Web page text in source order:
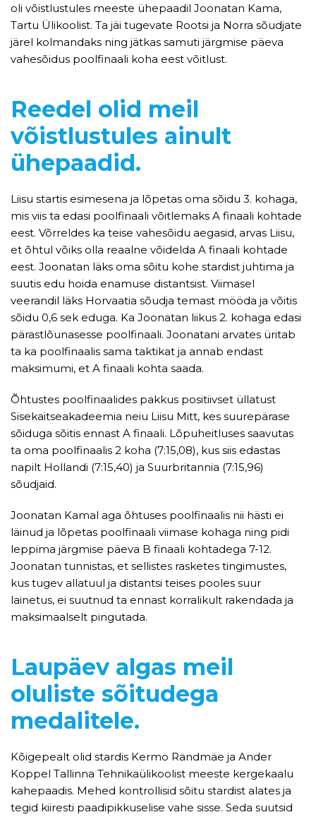
oli võistlustules meeste ühepaadil Joonatan Kama,
Tartu Ülikoolist. Ta jäi tugevate Rootsi ja Norra sõudjate
järel kolmandaks ning jätkas samuti järgmise päeva
vahesõidus poolfinaali koha eest võitlust.
Reedel olid meil
võistlustules ainult
ühepaadid.
Liisu startis esimesena ja lõpetas oma sõidu 3. kohaga,
mis viis ta edasi poolfinaali võitlemaks A finaali kohtade
eest. Võrreldes ka teise vahesõidu aegasid, arvas Liisu,
et õhtul võiks olla reaalne võidelda A finaali kohtade
eest. Joonatan läks oma sõitu kohe stardist juhtima ja
suutis edu hoida enamuse distantsist. Viimasel
veerandil läks Horvaatia sõudja temast mööda ja võitis
sõidu 0,6 sek eduga. Ka Joonatan liikus 2. kohaga edasi
pärastlõunasesse poolfinaali. Joonatani arvates üritab
ta ka poolfinaalis sama taktikat ja annab endast
maksimumi, et A finaali kohta saada.
Õhtustes poolfinaalides pakkus positiivset üllatust
Sisekaitseakadeemia neiu Liisu Mitt, kes suurepärase
sõiduga sõitis ennast A finaali. Lõpuheitluses saavutas
ta oma poolfinaalis 2 koha (7:15,08), kus siis edastas
napilt Hollandi (7:15,40) ja Suurbritannia (7:15,96)
sõudjaid.
Joonatan Kamal aga õhtuses poolfinaalis nii hästi ei
läinud ja lõpetas poolfinaali viimase kohaga ning pidi
leppima järgmise päeva B finaali kohtadega 7-12.
Joonatan tunnistas, et sellistes rasketes tingimustes,
kus tugev allatuul ja distantsi teises pooles suur
lainetus, ei suutnud ta ennast korralikult rakendada ja
maksimaalselt pingutada.
Laupäev algas meil
oluliste sõitudega
medalitele.
Kõigepealt olid stardis Kermo Randmäe ja Ander
Koppel Tallinna Tehnikaülikoolist meeste kergekaalu
kahepaadis. Mehed kontrollisid sõitu stardist alates ja
tegid kiiresti paadipikkuselise vahe sisse. Seda suutsid